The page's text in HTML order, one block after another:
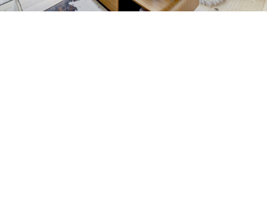
Revue De Week End
Tiny House